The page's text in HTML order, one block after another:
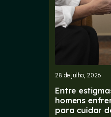
28 de julho, 2026
Entre
homens
para cuidar